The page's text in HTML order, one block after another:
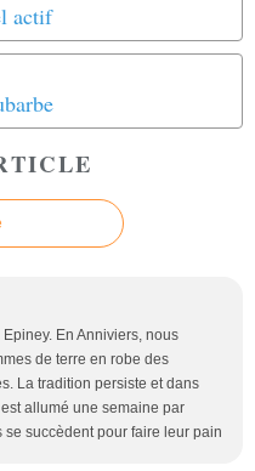
actif
En Anniviers, nous
de terre en robe des
La tradition persiste et dans
allumé une semaine par
succèdent pour faire leur pain